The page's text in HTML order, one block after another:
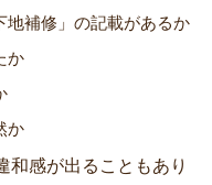
地補修」の記載があるか
か
か
和感が出ることもあり